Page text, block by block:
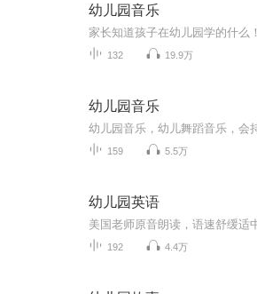
幼儿园音乐
132 19.9万
幼儿园音乐
159 5.5万
幼儿园英语
192 4.4万